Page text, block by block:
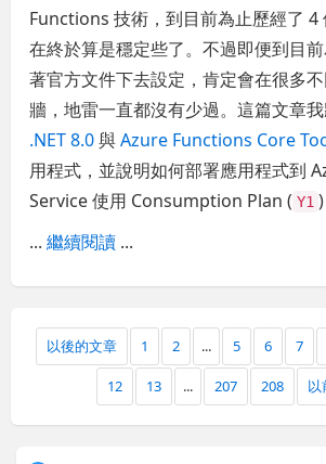
Functions 技術，到目前為止歷經了 4
在終於算是穩定些了。不過即便到目
著官方文件下去設定，肯定會在很多
牆，地雷一直都沒有少過。這篇文章
.NET 8.0與Azure Functions Core
用程式，並說明如何部署應用程式到
Service 使用 Consumption Plan ( Y1
...繼續閱讀 ...
以後的文章 1 2 ... 5 6 7
12 13 ... 207 208 以